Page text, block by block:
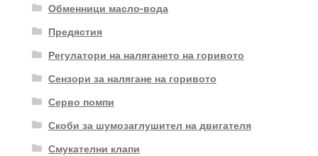
Обменници масло-вода
Предястия
Регулатори на налягането на горивото
Сензори за налягане на горивото
Серво помпи
Скоби за шумозаглушител на двигателя
Смукателни клапи